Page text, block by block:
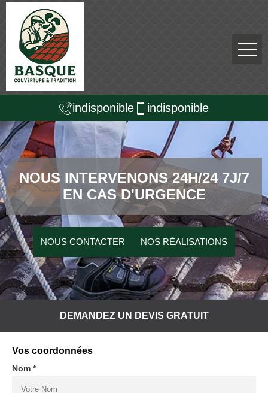
indisponible indisponible
NOUS INTERVENONS 24H/24 7J/7
EN CAS D'URGENCE
NOUS CONTACTER NOS RÉALISATIONS
DEMANDEZ UN DEVIS GRATUIT
Vos coordonnées
Nom *